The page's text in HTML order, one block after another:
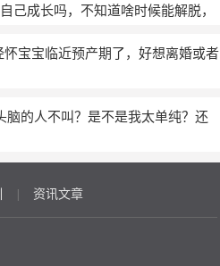
糊涂 现在我一直在qq里装个女人
的 随便弄弄考上高中 现在他在我
不知为什么 我就觉得 要读书就
成长吗，不知道啥时候能解脱，
候会空想，如果有个大魔鬼让我从
的滚滚岩浆。我觉得自己会那样
养身心。我是自私，那样做我会弃
情小说还有韩剧，他们的爱情一
心智不年轻。有的时候我做事，
活。我挺希望自己看轻名利，脱离
候会有理智，有时候盲目跟风。
这是我的努力。有时候积极向上有
宝宝临近预产期了，好想离婚或者
的人不叫？是不是我太单纯？还
| 资讯文章